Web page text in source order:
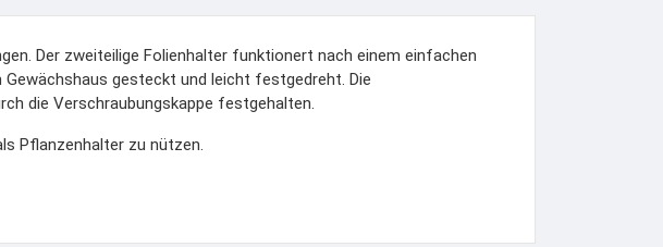
Der zweiteilige Folienhalter funktionert nach einem einfachen
gesteckt und leicht festgedreht. Die
die Verschraubungskappe festgehalten.
Pflanzenhalter zu nützen.